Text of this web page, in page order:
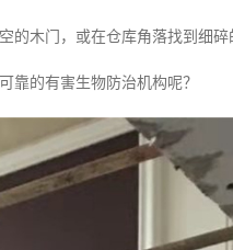
的木门，或在仓库角落找到细
靠的有害生物防治机构呢？